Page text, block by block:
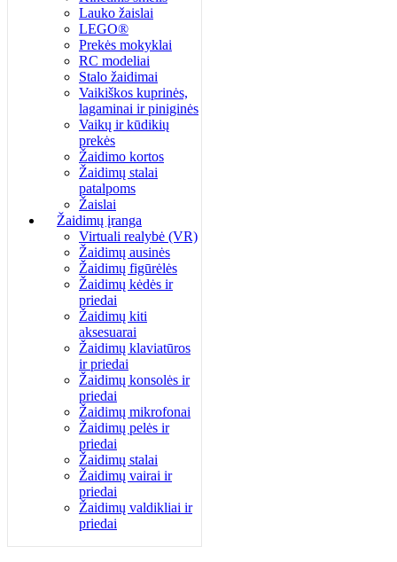
Lauko žaislai
LEGO®
Prekės mokyklai
RC modeliai
Stalo žaidimai
Vaikiškos kuprinės,
lagaminai ir piniginės
Vaikų ir kūdikių
prekės
Žaidimo kortos
Žaidimų stalai
patalpoms
Žaislai
Žaidimų įranga
Virtuali realybė (VR)
Žaidimų ausinės
Žaidimų figūrėlės
Žaidimų kėdės ir
priedai
Žaidimų kiti
aksesuarai
Žaidimų klaviatūros
ir priedai
Žaidimų konsolės ir
priedai
Žaidimų mikrofonai
Žaidimų pelės ir
priedai
Žaidimų stalai
Žaidimų vairai ir
priedai
Žaidimų valdikliai ir
priedai